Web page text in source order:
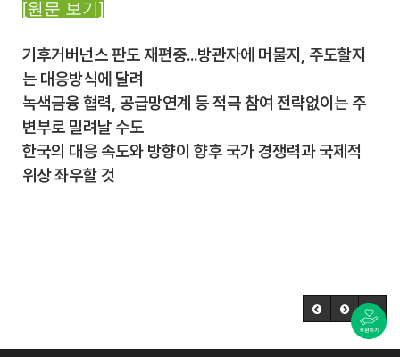
[원문 보기]
기후거버넌스 판도 재편중...방관자에 머물지, 주도할지
는 대응방식에 달려
녹색금융 협력, 공급망연계 등 적극 참여 전략없이는 주
변부로 밀려날 수도
한국의 대응 속도와 방향이 향후 국가 경쟁력과 국제적
위상 좌우할 것